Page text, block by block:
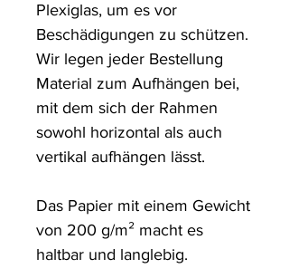
Plexiglas, um es vor
Beschädigungen zu schützen.
Wir legen jeder Bestellung
Material zum Aufhängen bei,
mit dem sich der Rahmen
sowohl horizontal als auch
vertikal aufhängen lässt.
Das Papier mit einem Gewicht
von 200 g/m² macht es
haltbar und langlebig.